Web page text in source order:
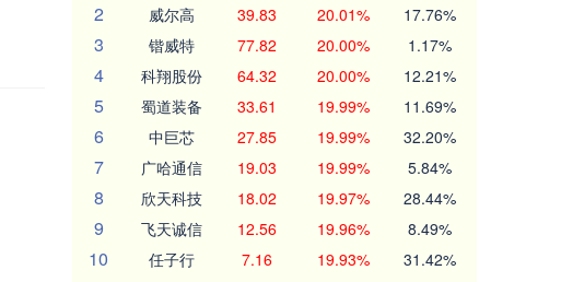
2 威尔高 39.83 20.01% 17.76%
3 锴威特 77.82 20.00% 1.17%
4 科翔股份 64.32 20.00% 12.21%
5 蜀道装备 33.61 19.99% 11.69%
6 中巨芯 27.85 19.99% 32.20%
7 广哈通信 19.03 19.99% 5.84%
8 欣天科技 18.02 19.97% 28.44%
9 飞天诚信 12.56 19.96% 8.49%
10 任子行 7.16 19.93% 31.42%